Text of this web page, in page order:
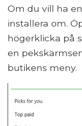
Om du vill ha
installera om.
högerklicka på
en
butikens meny.